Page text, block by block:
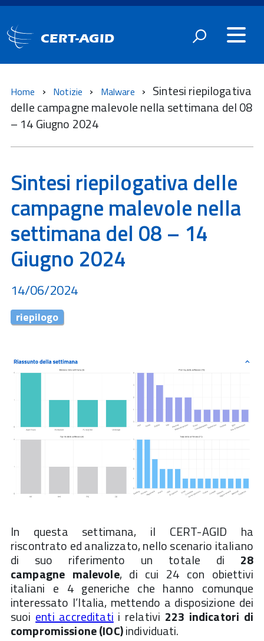
CERT-AGID
Home Notizie Malware
Sintesi riepilogativa
delle campagne malevole nella settimana del 08
– 14 Giugno 2024
Sintesi riepilogativa delle
campagne malevole nella
settimana del 08 – 14
Giugno 2024
14/06/2024
riepilogo
In questa settimana, il CERT-AGID ha
riscontrato ed analizzato, nello scenario italiano
di suo riferimento un totale di 28
campagne malevole, di cui 24 con obiettivi
italiani e 4 generiche che hanno comunque
interessato l’Italia, mettendo a disposizione dei
suoienti accreditatii relativi 223 indicatori di
compromissione (IOC)individuati.